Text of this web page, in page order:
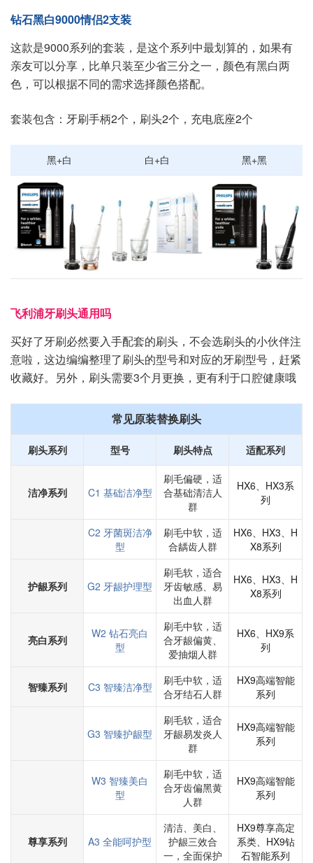
钻石黑白9000情侣2支装
这款是9000系列的套装，是这个系列中最划算的，如果有
亲友可以分享，比单只装至少省三分之一，颜色有黑白两
色，可以根据不同的需求选择颜色搭配。
套装包含：牙刷手柄2个，刷头2个，充电底座2个
黑+白 白+白 黑+黑
飞利浦牙刷头通用吗
买好了牙刷必然要入手配套的刷头，不会选刷头的小伙伴注
意啦，这边编编整理了刷头的型号和对应的牙刷型号，赶紧
收藏好。另外，刷头需要3个月更换，更有利于口腔健康哦
常见原装替换刷头
刷头系列 型号 刷头特点 适配系列
洁净系列 C1 基础洁净型
刷毛偏硬，适
合基础清洁人
群
HX6、HX3系
列
C2 牙菌斑洁净
型
刷毛中软，适
合龋齿人群
HX6、HX3、H
X8系列
护龈系列 G2 牙龈护理型
刷毛软，适合
牙齿敏感、易
出血人群
HX6、HX3、H
X8系列
亮白系列
W2 钻石亮白
型
刷毛中软，适
合牙龈偏黄、
爱抽烟人群
HX6、HX9系
列
智臻系列 C3 智臻洁净型
刷毛中软，适
合牙结石人群
HX9高端智能
系列
G3 智臻护龈型
刷毛软，适合
牙龈易发炎人
群
HX9高端智能
系列
W3 智臻美白
型
刷毛中软，适
合牙齿偏黑黄
人群
HX9高端智能
系列
尊享系列 A3 全能呵护型
清洁、美白、
护龈三效合
一，全面保护
HX9尊享高定
系类、HX9钻
石智能系列